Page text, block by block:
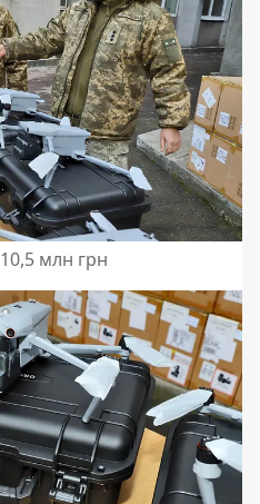
млн грн